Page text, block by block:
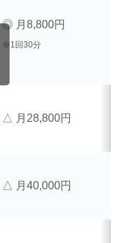
◎ 月8,800円
※1回30分
△ 月28,800円
△ 月40,000円